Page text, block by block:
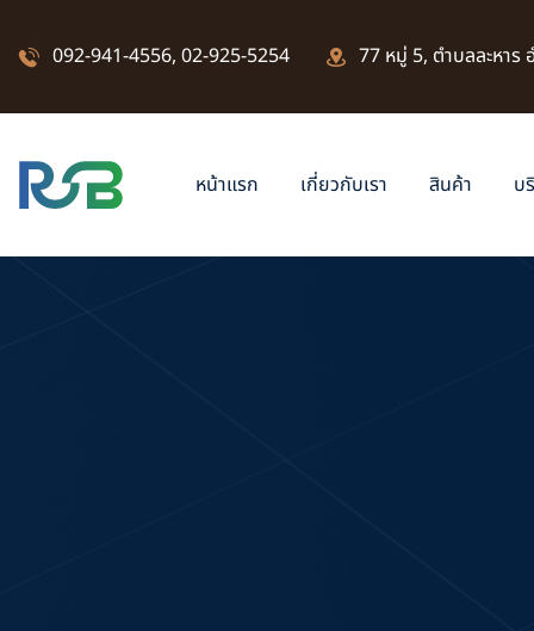
092-941-4556, 02-925-5254 77 หมู่ 5, ตำบลละหาร
หน้าแรก เกี่ยวกับเรา สินค้า บ